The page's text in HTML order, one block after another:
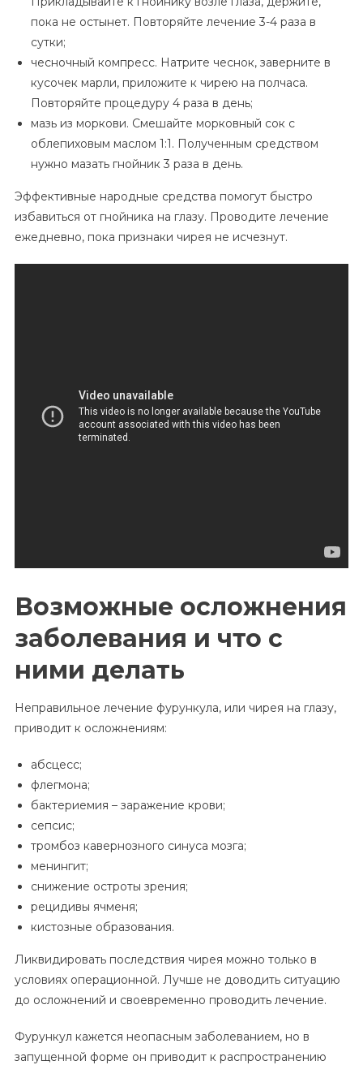
пока не остынет. Повторяйте лечение 3-4 раза в
сутки;
чесночный компресс. Натрите чеснок, заверните в
кусочек марли, приложите к чирею на полчаса.
Повторяйте процедуру 4 раза в день;
мазь из моркови. Смешайте морковный сок с
облепиховым маслом 1:1. Полученным средством
нужно мазать гнойник 3 раза в день.
Эффективные народные средства помогут быстро
избавиться от гнойника на глазу. Проводите лечение
ежедневно, пока признаки чирея не исчезнут.
Возможные осложнения
заболевания и что с
ними делать
Неправильное лечение фурункула, или чирея на глазу,
приводит к осложнениям:
абсцесс;
флегмона;
бактериемия – заражение крови;
сепсис;
тромбоз кавернозного синуса мозга;
менингит;
снижение остроты зрения;
рецидивы ячменя;
кистозные образования.
Ликвидировать последствия чирея можно только в
условиях операционной. Лучше не доводить ситуацию
до осложнений и своевременно проводить лечение.
Фурункул кажется неопасным заболеванием, но в
запущенной форме он приводит к распространению